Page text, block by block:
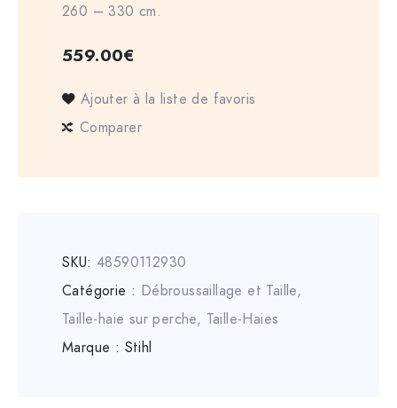
260 – 330 cm.
559.00€
Ajouter à la liste de favoris
Comparer
SKU: 48590112930
Catégorie : Débroussaillage et Taille,
Taille-haie sur perche, Taille-Haies
Marque : Stihl